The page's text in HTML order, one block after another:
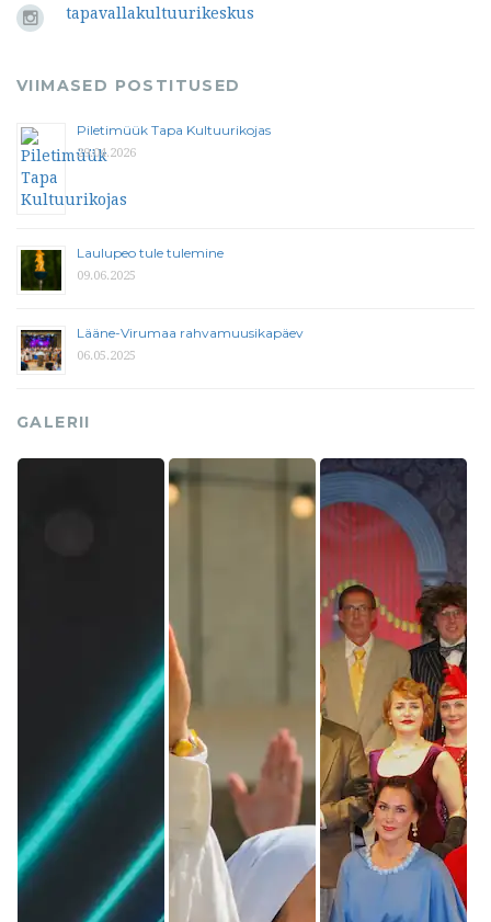
tapavallakultuurikeskus
VIIMASED POSTITUSED
Piletimüük Tapa Kultuurikojas
29.04.2026
Laulupeo tule tulemine
09.06.2025
Lääne-Virumaa rahvamuusikapäev
06.05.2025
GALERII